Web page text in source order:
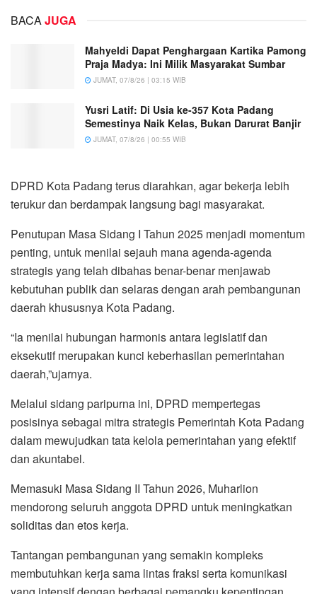
BACAJUGA
Mahyeldi Dapat Penghargaan Kartika Pamong
Praja Madya: Ini Milik Masyarakat Sumbar
JUMAT, 07/8/26 | 03:15 WIB
Yusri Latif: Di Usia ke-357 Kota Padang
Semestinya Naik Kelas, Bukan Darurat Banjir
JUMAT, 07/8/26 | 00:55 WIB
DPRD Kota Padang terus diarahkan, agar bekerja lebih
terukur dan berdampak langsung bagi masyarakat.
Penutupan Masa Sidang I Tahun 2025 menjadi momentum
penting, untuk menilai sejauh mana agenda-agenda
strategis yang telah dibahas benar-benar menjawab
kebutuhan publik dan selaras dengan arah pembangunan
daerah khususnya Kota Padang.
“Ia menilai hubungan harmonis antara legislatif dan
eksekutif merupakan kunci keberhasilan pemerintahan
daerah,”ujarnya.
Melalui sidang paripurna ini, DPRD mempertegas
posisinya sebagai mitra strategis Pemerintah Kota Padang
dalam mewujudkan tata kelola pemerintahan yang efektif
dan akuntabel.
Memasuki Masa Sidang II Tahun 2026, Muharlion
mendorong seluruh anggota DPRD untuk meningkatkan
soliditas dan etos kerja.
Tantangan pembangunan yang semakin kompleks
membutuhkan kerja sama lintas fraksi serta komunikasi